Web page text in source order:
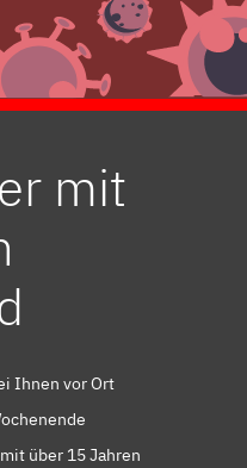
mit
Ihnen vor Ort
über 15 Jahren